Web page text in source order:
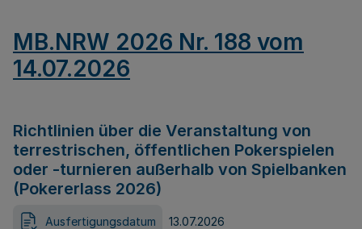
MB.NRW 2026 Nr. 188 vom
14.07.2026
Richtlinien über die Veranstaltung von
terrestrischen, öffentlichen Pokerspielen
oder -turnieren außerhalb von Spielbanken
(Pokererlass 2026)
Ausfertigungsdatum 13.07.2026